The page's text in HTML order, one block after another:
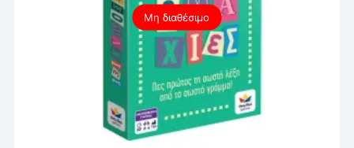
Μη διαθέσιμο